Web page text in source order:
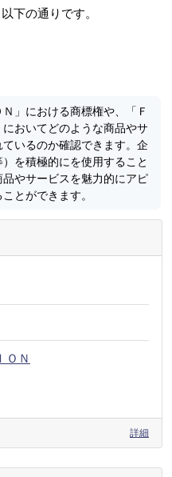
下の通りです。
」における商標権や、「Ｆ
おいてどのような商品やサ
いるのか確認できます。企
を積極的にを使用すること
やサービスを魅力的にアピ
とができます。
ＯＮ
詳細